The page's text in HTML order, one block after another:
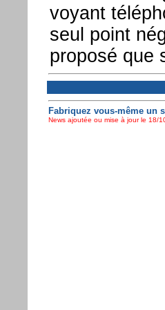
voyant
seul point
proposé que
Fabriquez vous-même un
News ajoutée ou mise à jour le 18/